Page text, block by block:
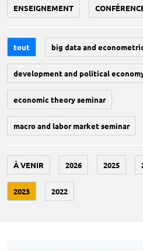
ENSEIGNEMENT
tout big data and
development and political
economic theory seminar
macro and labor market seminar
À VENIR 2026 2025
2023 2022